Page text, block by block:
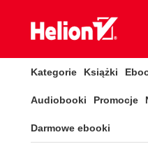
Kategorie Książki
Audiobooki Promocje
Darmowe ebooki